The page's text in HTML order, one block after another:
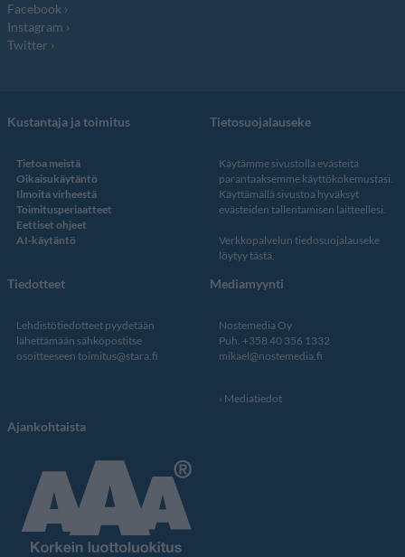
Facebook
Instagram
Twitter
Kustantaja ja toimitus
Tietoa meistä
Oikaisukäytäntö
Ilmoita virheestä
Toimitusperiaatteet
Eettiset ohjeet
AI-käytäntö
Tietosuojalauseke
Käytämme sivustolla evästeitä
parantaaksemme käyttökokemustasi.
Käyttämällä sivustoa hyväksyt
evästeiden tallentamisen laitteellesi.
Verkkopalvelun tiedosuojalauseke
löytyy tästä.
Tiedotteet
Lehdistötiedotteet pyydetään
lähettämään sähköpostitse
osoitteeseen toimitus@stara.fi
Mediamyynti
Nostemedia Oy
Puh. +358 40 356 1332
mikael@nostemedia.fi
Mediatiedot
Ajankohtaista